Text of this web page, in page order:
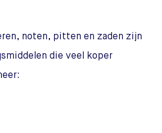
noten, pitten en zaden zijn
die veel koper